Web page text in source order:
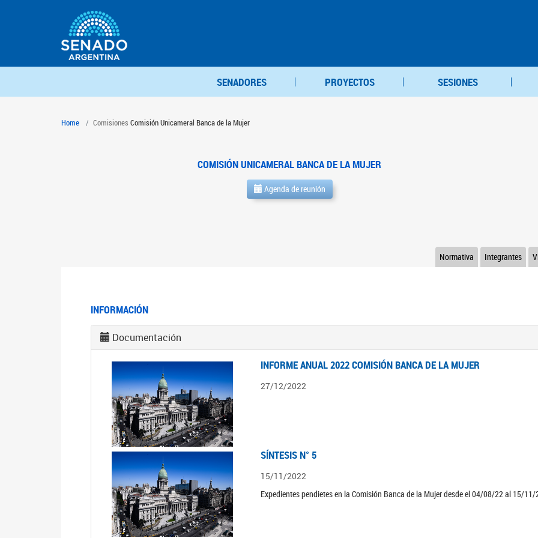
SENADORES PROYECTOS SESIONES
Home Comisiones Comisión Unicameral Banca de la Mujer
COMISIÓN UNICAMERAL BANCA DE LA MUJER
Agenda de reunión
Integrantes
Normativa
INFORMACIÓN
Documentación
INFORME ANUAL 2022 COMISIÓN BANCA DE LA MUJER
27/12/2022
SÍNTESIS N° 5
15/11/2022
Expedientes pendietes en la Comisión Banca de la Mujer desde el 04/08/22 al 15/